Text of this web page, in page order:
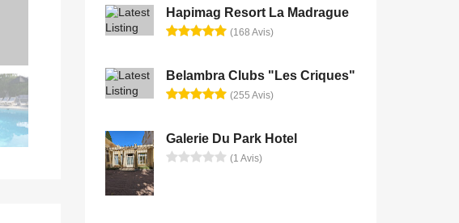
Hapimag Resort La Madrague
(168 Avis)
Belambra Clubs "Les Criques"
(255 Avis)
Galerie Du Park Hotel
(1 Avis)